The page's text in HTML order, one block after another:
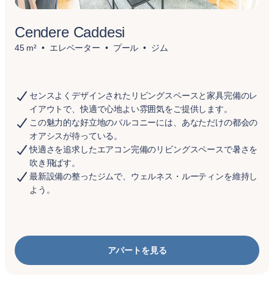
Cendere Caddesi
45 m² エレベーター プール ジム
センスよくデザインされたリビングスペースと家具完備のレ
イアウトで、快適で心地よい雰囲気をご提供します。
この魅力的な好立地のバルコニーには、あなただけの都会の
オアシスが待っている。
快適さを追求したエアコン完備のリビングスペースで暑さを
吹き飛ばす。
最新設備の整ったジムで、ウェルネス・ルーティンを維持し
よう。
アパートを見る